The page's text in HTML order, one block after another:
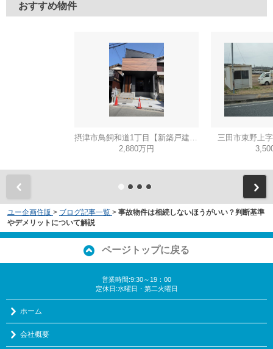
おすすめ物件
摂津市鳥飼和道1丁目【新築戸建て】
2,880万円
三田市東野上
ユー企画住販 > ブログ記事一覧 > 事故物件は相続しないほうがいい？判断基準
やデメリットについて解説
ページトップに戻る
営業時間:9:30～19：00
定休日:水曜日・第二火曜日
ホーム
会社概要